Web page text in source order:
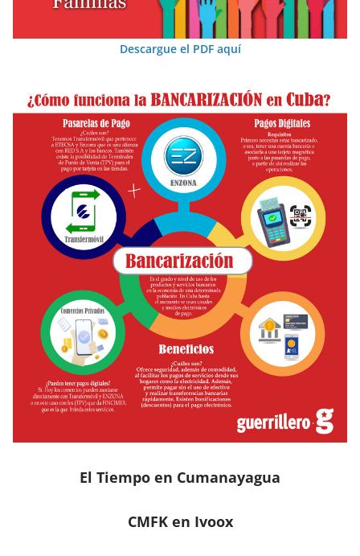
Descargue el PDF aquí
El Tiempo en Cumanayagua
CMFK en Ivoox